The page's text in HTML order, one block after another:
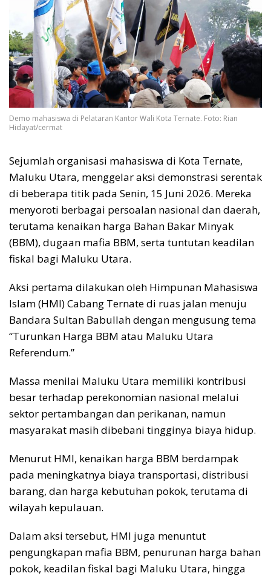
Demo mahasiswa di Pelataran Kantor Wali Kota Ternate. Foto: Rian
Hidayat/cermat
Sejumlah organisasi mahasiswa di Kota Ternate,
Maluku Utara, menggelar aksi demonstrasi serentak
di beberapa titik pada Senin, 15 Juni 2026. Mereka
menyoroti berbagai persoalan nasional dan daerah,
terutama kenaikan harga Bahan Bakar Minyak
(BBM), dugaan mafia BBM, serta tuntutan keadilan
fiskal bagi Maluku Utara.
Aksi pertama dilakukan oleh Himpunan Mahasiswa
Islam (HMI) Cabang Ternate di ruas jalan menuju
Bandara Sultan Babullah dengan mengusung tema
“Turunkan Harga BBM atau Maluku Utara
Referendum.”
Massa menilai Maluku Utara memiliki kontribusi
besar terhadap perekonomian nasional melalui
sektor pertambangan dan perikanan, namun
masyarakat masih dibebani tingginya biaya hidup.
Menurut HMI, kenaikan harga BBM berdampak
pada meningkatnya biaya transportasi, distribusi
barang, dan harga kebutuhan pokok, terutama di
wilayah kepulauan.
Dalam aksi tersebut, HMI juga menuntut
pengungkapan mafia BBM, penurunan harga bahan
pokok, keadilan fiskal bagi Maluku Utara, hingga